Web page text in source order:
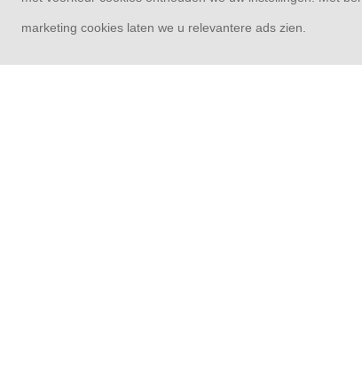
marketing cookies laten we u relevantere ads zien.